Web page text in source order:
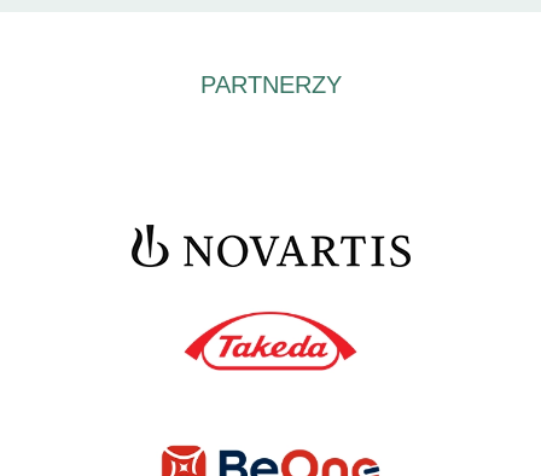
PARTNERZY